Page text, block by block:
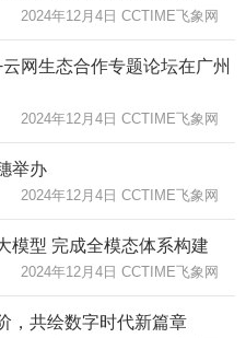
2024年12月4日 CCTIME飞象网
网生态合作专题论坛在广州
2024年12月4日 CCTIME飞象网
举办
2024年12月4日 CCTIME飞象网
模型 完成全模态体系构建
2024年12月4日 CCTIME飞象网
，共绘数字时代新篇章